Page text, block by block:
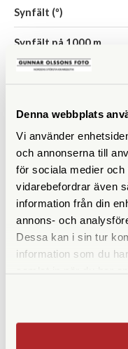
Denna webbplats
Vi använder
och annonserna till
för sociala medier
vidarebefordrar även
information från din
annons- och
Dessa kan i sin tur
information som du
Synfält (º)
Synfält på 1000 m
Närgräns (m)
Fokuseringstyp
Prismatyp
Ögonavstånd/Eye
(mm)
Vridbara ögonmusslor